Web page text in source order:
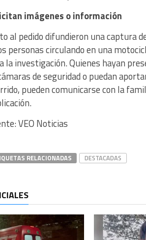
imágenes o información
al pedido difundieron una captura
personas circulando en una
la investigación. Quienes hayan
de seguridad o puedan
pueden comunicarse con la
VEO Noticias
RELACIONADAS DESTACADAS